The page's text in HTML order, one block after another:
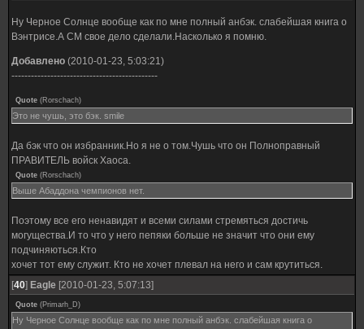
Ну Черное Солнце вообще как по мне полный анбэк. слабейшая книга о
Вэнтрисе.А СМ свое дело сделали.Насколько я помню.
Добавлено (2010-01-23, 5:03:21)
---------------------------------------------
Quote (Rorschach)
Это не чушь, это бэк. smile
Да бэк что он избранник.Но я не о том.Чушь что он Полноправный
ПРАВИТЕЛЬ войск Хаоса.
Quote (Rorschach)
Выше Абаддона чемпионов нет.
Поэтому все его ненавидят и всеми силами стремяться достичь
могущества.И то что у него пепяки больше не значит что они ему
подчиняються.Кто
хочет тот ему служит. Кто не хочет плевал на него и сам крутиться.
[40] Eagle [2010-01-23, 5:07:13]
Quote (Primarh_D)
Ну Черное Солнце вообще как по мне полный анбэк. слабейшая книга о